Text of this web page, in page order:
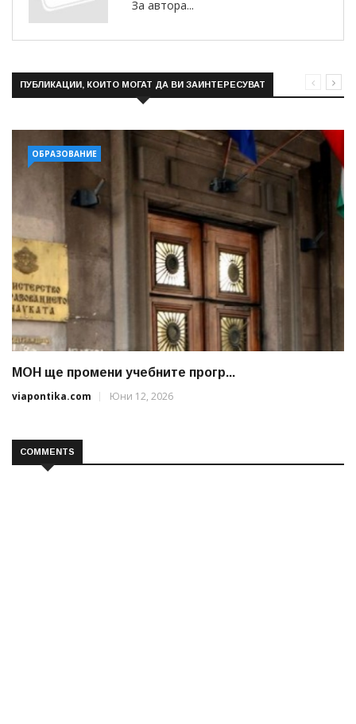
За автора...
ПУБЛИКАЦИИ, КОИТО МОГАТ ДА ВИ ЗАИНТЕРЕСУВАТ
ОБРАЗОВАНИЕ
МОН ще промени учебните прогр...
viapontika.com
Юни 12, 2026
COMMENTS